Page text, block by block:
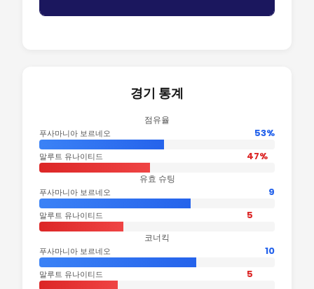
경기 통계
점유율
푸사마니아 보르네오 53%
말루트 유나이티드 47%
유효 슈팅
푸사마니아 보르네오 9
말루트 유나이티드 5
코너킥
푸사마니아 보르네오 10
말루트 유나이티드 5